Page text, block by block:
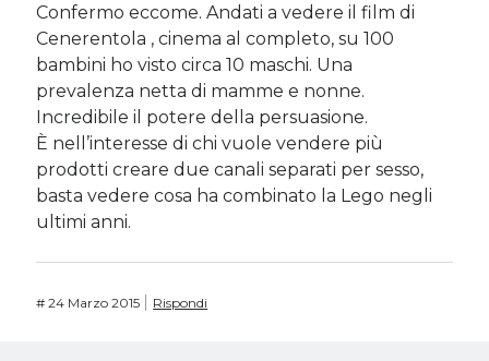
Confermo eccome. Andati a vedere il film di
Cenerentola , cinema al completo, su 100
bambini ho visto circa 10 maschi. Una
prevalenza netta di mamme e nonne.
Incredibile il potere della persuasione.
È nell’interesse di chi vuole vendere più
prodotti creare due canali separati per sesso,
basta vedere cosa ha combinato la Lego negli
ultimi anni.
#24 Marzo 2015 Rispondi